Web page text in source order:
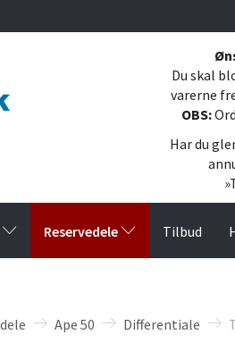
Du skal
varerne
OBS:
Har du
Reservedele Tilbud
Ape 50 Differentiale